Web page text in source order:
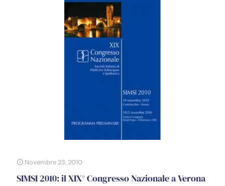
Novembre 23, 2010
SIMSI 2010: il XIX° Congresso Nazionale a Verona